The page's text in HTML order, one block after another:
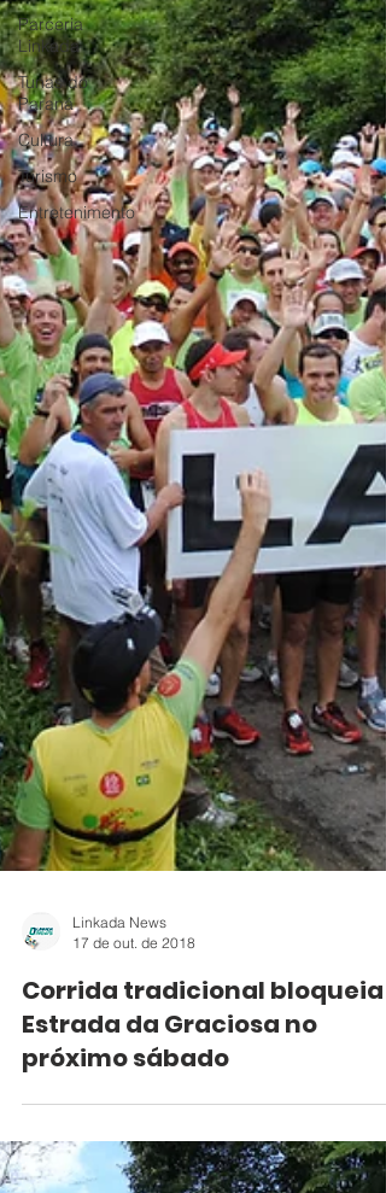
Parceria
Linkada
Tunas do
Paraná
Cultura
Turismo
Entretenimento
Linkada News
Corrida tradicional bloqueia
Estrada da Graciosa no